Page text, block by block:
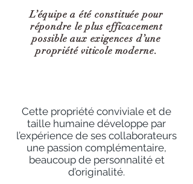
L’équipe a été constituée pour
répondre le plus efficacement
possible aux exigences d’une
propriété viticole moderne.
Cette propriété conviviale et de
taille humaine développe par
l’expérience de ses collaborateurs
une passion complémentaire,
beaucoup de personnalité et
d’originalité.